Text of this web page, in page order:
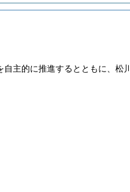
主的に推進するとともに、松